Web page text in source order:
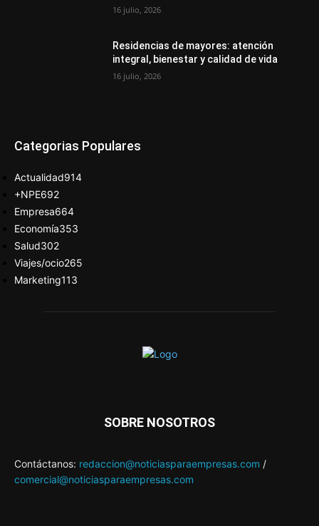
16 julio, 2026
Residencias de mayores: atención
integral, bienestar y calidad de vida
16 julio, 2026
Categorias Populares
Actualidad914
+NPE692
Empresa664
Economía353
Salud302
Viajes/ocio265
Marketing113
SOBRE NOSOTROS
Contáctanos: redaccion@noticiasparaempresas.com /
comercial@noticiasparaempresas.com